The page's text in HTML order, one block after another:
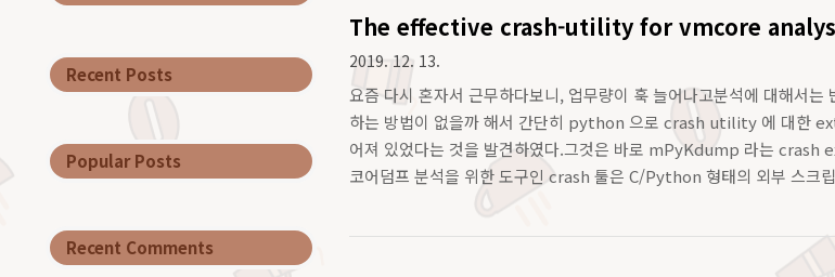
Recent Posts
Popular Posts
Recent Comments
The effective crash-utility for vmcore
2019. 12. 13.
요즘 다시 혼자서 근무하다보니, 업무량이 훅 늘어나고분석에 대해서
하는 방법이 없을까 해서 간단히 python 으로 crash utility 에 대한
어져 있었다는 것을 발견하였다.그것은 바로 mPyKdump 라는
코어덤프 분석을 위한 도구인 crash 툴은 C/Python 형태의 외부 스크